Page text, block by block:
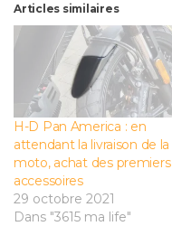
Articles similaires
H-D Pan America : en
attendant la livraison de la
moto, achat des premiers
accessoires
29 octobre 2021
Dans "3615 ma life"